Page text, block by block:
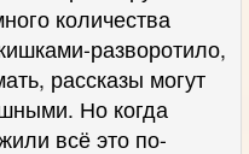
количества
разворотило,
рассказы могут
Но когда
всё это по-